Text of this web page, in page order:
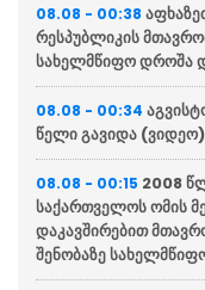
08.08 - 00:38
რესპუბლიკის
სახელმწიფო დროშა
08.08 - 00:34
წელი გავიდა (ვიდეო)
08.08 - 00:15 2008
საქართველოს ომის
დაკავშირებით
შენობაზე